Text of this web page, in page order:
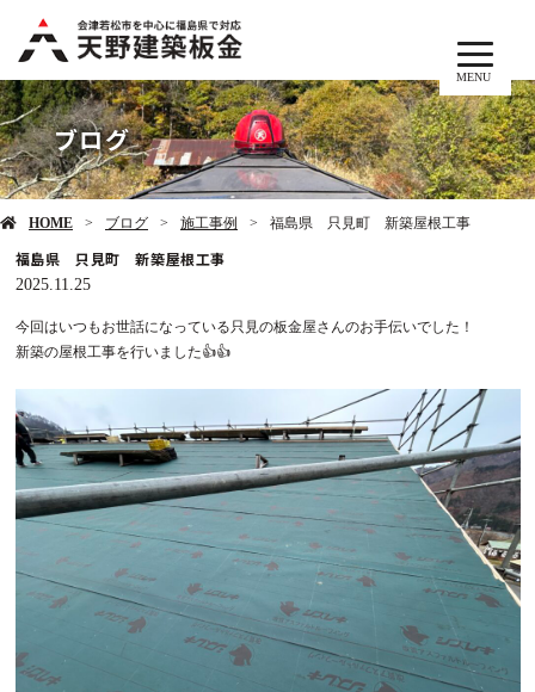
MENU
ブログ
HOME ブログ 施工事例 福島県 只見町 新築屋根工事
福島県 只見町 新築屋根工事
2025.11.25
今回はいつもお世話になっている只見の板金屋さんのお手伝いでした！
新築の屋根工事を行いました👍👍